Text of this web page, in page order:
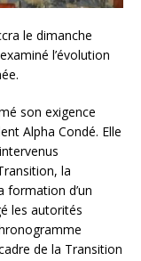
le dimanche
l’évolution
son exigence
Alpha Condé. Elle
la
formation d’un
les autorités
de la Transition